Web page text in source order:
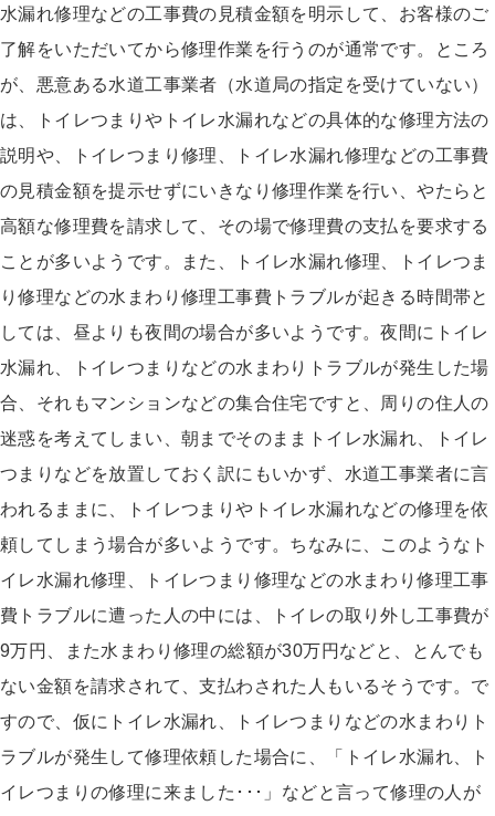
水漏れ修理などの工事費の見積金額を明示して、お客様のご
了解をいただいてから修理作業を行うのが通常です。ところ
が、悪意ある水道工事業者（水道局の指定を受けていない）
は、トイレつまりやトイレ水漏れなどの具体的な修理方法の
説明や、トイレつまり修理、トイレ水漏れ修理などの工事費
の見積金額を提示せずにいきなり修理作業を行い、やたらと
高額な修理費を請求して、その場で修理費の支払を要求する
ことが多いようです。また、トイレ水漏れ修理、トイレつま
り修理などの水まわり修理工事費トラブルが起きる時間帯と
しては、昼よりも夜間の場合が多いようです。夜間にトイレ
水漏れ、トイレつまりなどの水まわりトラブルが発生した場
合、それもマンションなどの集合住宅ですと、周りの住人の
迷惑を考えてしまい、朝までそのままトイレ水漏れ、トイレ
つまりなどを放置しておく訳にもいかず、水道工事業者に言
われるままに、トイレつまりやトイレ水漏れなどの修理を依
頼してしまう場合が多いようです。ちなみに、このようなト
イレ水漏れ修理、トイレつまり修理などの水まわり修理工事
費トラブルに遭った人の中には、トイレの取り外し工事費が
9万円、また水まわり修理の総額が30万円などと、とんでも
ない金額を請求されて、支払わされた人もいるそうです。で
すので、仮にトイレ水漏れ、トイレつまりなどの水まわりト
ラブルが発生して修理依頼した場合に、「トイレ水漏れ、ト
イレつまりの修理に来ました･･･」などと言って修理の人が